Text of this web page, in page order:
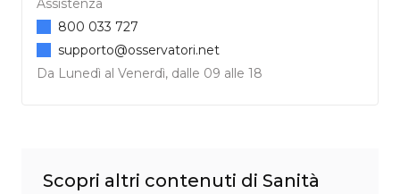
Da Lunedì al Venerdì, dalle 09 alle 18
800 033 727
supporto@osservatori.net
Scopri altri contenuti di Sanità